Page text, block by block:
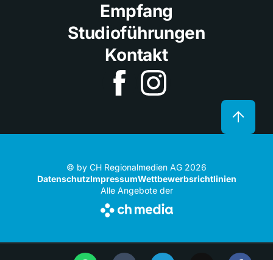
Empfang
Studioführungen
Kontakt
© by CH Regionalmedien AG 2026
DatenschutzImpressumWettbewerbsrichtlinien
Alle Angebote der